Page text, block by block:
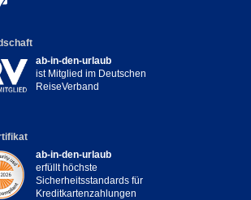
ab-in-den-urlaub
ist Mitglied im Deutschen
ReiseVerband
ab-in-den-urlaub
erfüllt höchste
Sicherheitsstandards für
Kreditkartenzahlungen